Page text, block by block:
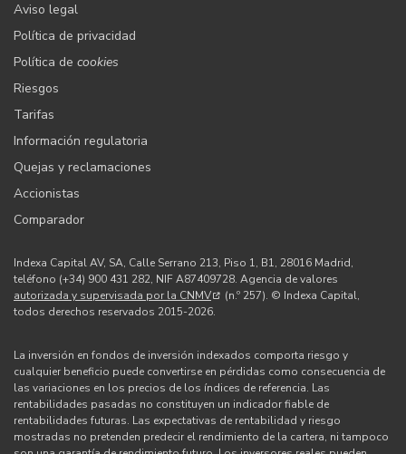
Aviso legal
Política de privacidad
Política de cookies
Riesgos
Tarifas
Información regulatoria
Quejas y reclamaciones
Accionistas
Comparador
Indexa Capital AV, SA, Calle Serrano 213, Piso 1, B1, 28016 Madrid,
teléfono (+34) 900 431 282, NIF A87409728. Agencia de valores
autorizada y supervisada por la CNMV
(n.º 257). © Indexa Capital,
todos derechos reservados 2015-2026.
La inversión en fondos de inversión indexados comporta riesgo y
cualquier beneficio puede convertirse en pérdidas como consecuencia de
las variaciones en los precios de los índices de referencia. Las
rentabilidades pasadas no constituyen un indicador fiable de
rentabilidades futuras. Las expectativas de rentabilidad y riesgo
mostradas no pretenden predecir el rendimiento de la cartera, ni tampoco